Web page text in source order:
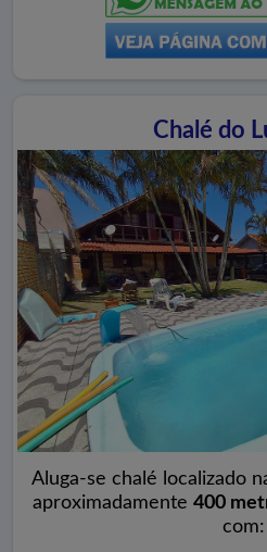
Chalé do
Aluga-se chalé localizado
aproximadamente 400
com: